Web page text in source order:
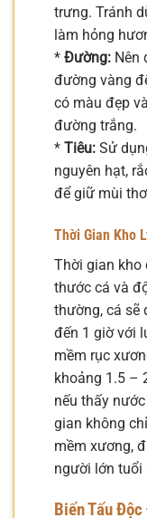
trưng. Tránh
làm hỏng
* Đường: Nên
đường vàng
có màu đẹp
đường trắng.
* Tiêu: Sử
nguyên hạt,
để giữ mùi
Thời Gian Kho
Thời gian kho
thước cá và
thường, cá sẽ
đến 1 giờ với
mềm rục
khoảng 1.5 –
nếu thấy
gian không
mềm xương,
người lớn tuổi
Biến Tấu Độc